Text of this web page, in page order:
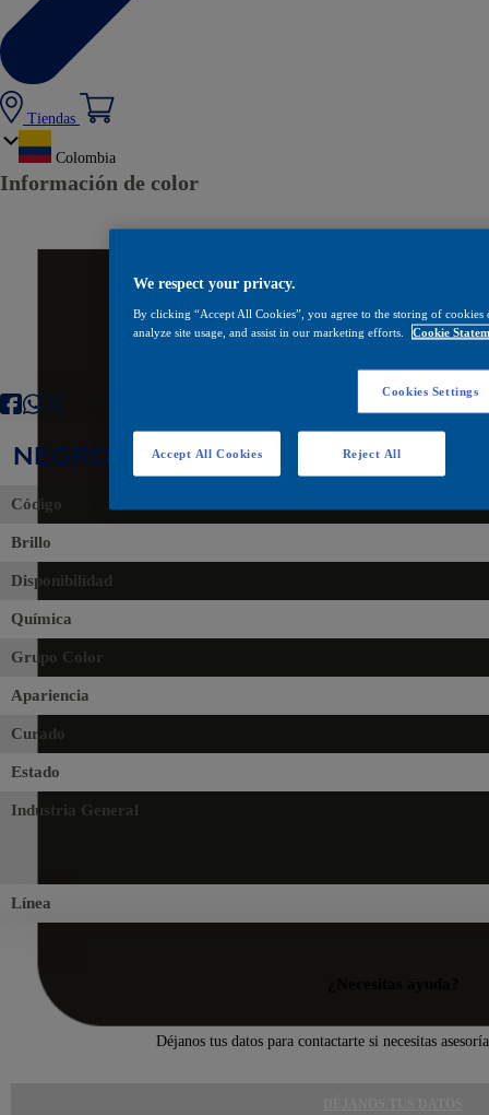
Tiendas
Colombia
Información de color
NEGRO HWI
Código
Brillo
Disponibilidad
Química
Grupo Color
Apariencia
Curado
Estado
Industria General
Línea
Déjanos tus datos para contactarte si necesitas
We respect your privacy.
By clicking “Accept All Cookies”, you agree to the storing of
analyze site usage, and assist in our marketing efforts.
Cookie
Cookies Settings
Reject All
Accept All Cookies